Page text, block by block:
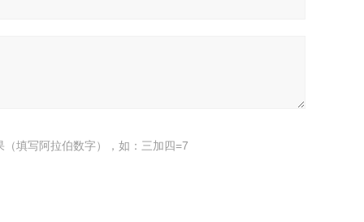
（填写阿拉伯数字），如：三加四=7